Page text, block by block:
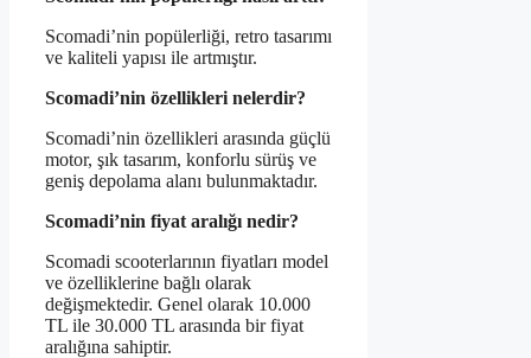
Scomadi’nin popülerliği, retro tasarımı
ve kaliteli yapısı ile artmıştır.
Scomadi’nin özellikleri nelerdir?
Scomadi’nin özellikleri arasında güçlü
motor, şık tasarım, konforlu sürüş ve
geniş depolama alanı bulunmaktadır.
Scomadi’nin fiyat aralığı nedir?
Scomadi scooterlarının fiyatları model
ve özelliklerine bağlı olarak
değişmektedir. Genel olarak 10.000
TL ile 30.000 TL arasında bir fiyat
aralığına sahiptir.